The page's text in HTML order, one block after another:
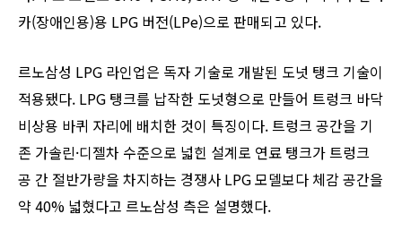
카(장애인용)용 LPG 버전(LPe)으로 판매되고 있다.
르노삼성 LPG 라인업은 독자 기술로 개발된 도넛 탱크 기술이
적용됐다. LPG 탱크를 납작한 도넛형으로 만들어 트렁크 바닥
비상용 바퀴 자리에 배치한 것이 특징이다. 트렁크 공간을 기
존 가솔린·디젤차 수준으로 넓힌 설계로 연료 탱크가 트렁크
공 간 절반가량을 차지하는 경쟁사 LPG 모델보다 체감 공간을
약 40% 넓혔다고 르노삼성 측은 설명했다.